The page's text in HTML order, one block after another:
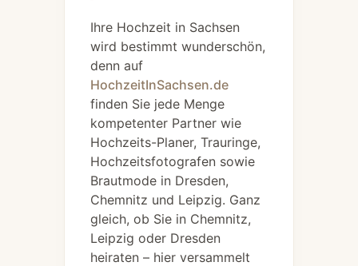
Ihre Hochzeit in Sachsen
wird bestimmt wunderschön,
denn auf
HochzeitInSachsen.de
finden Sie jede Menge
kompetenter Partner wie
Hochzeits-Planer, Trauringe,
Hochzeitsfotografen sowie
Brautmode in Dresden,
Chemnitz und Leipzig. Ganz
gleich, ob Sie in Chemnitz,
Leipzig oder Dresden
heiraten – hier versammelt